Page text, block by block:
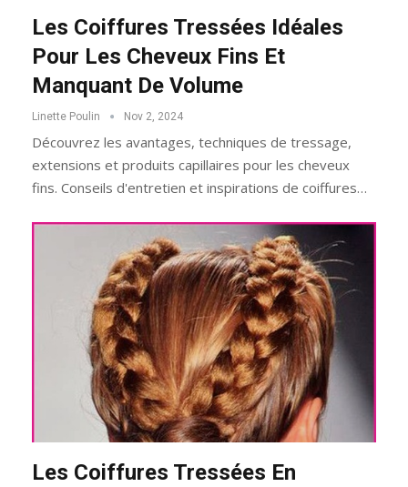
Les Coiffures Tressées Idéales
Pour Les Cheveux Fins Et
Manquant De Volume
Linette Poulin Nov 2, 2024
Découvrez les avantages, techniques de tressage,
extensions et produits capillaires pour les cheveux
fins. Conseils d'entretien et inspirations de coiffures…
Les Coiffures Tressées En